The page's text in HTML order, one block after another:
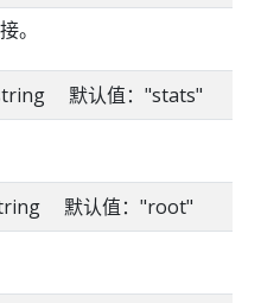
。
默认值："stats"
默认值："root"